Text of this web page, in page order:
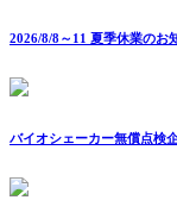
2026/8/8～11 夏季休業のお
バイオシェーカー無償点検